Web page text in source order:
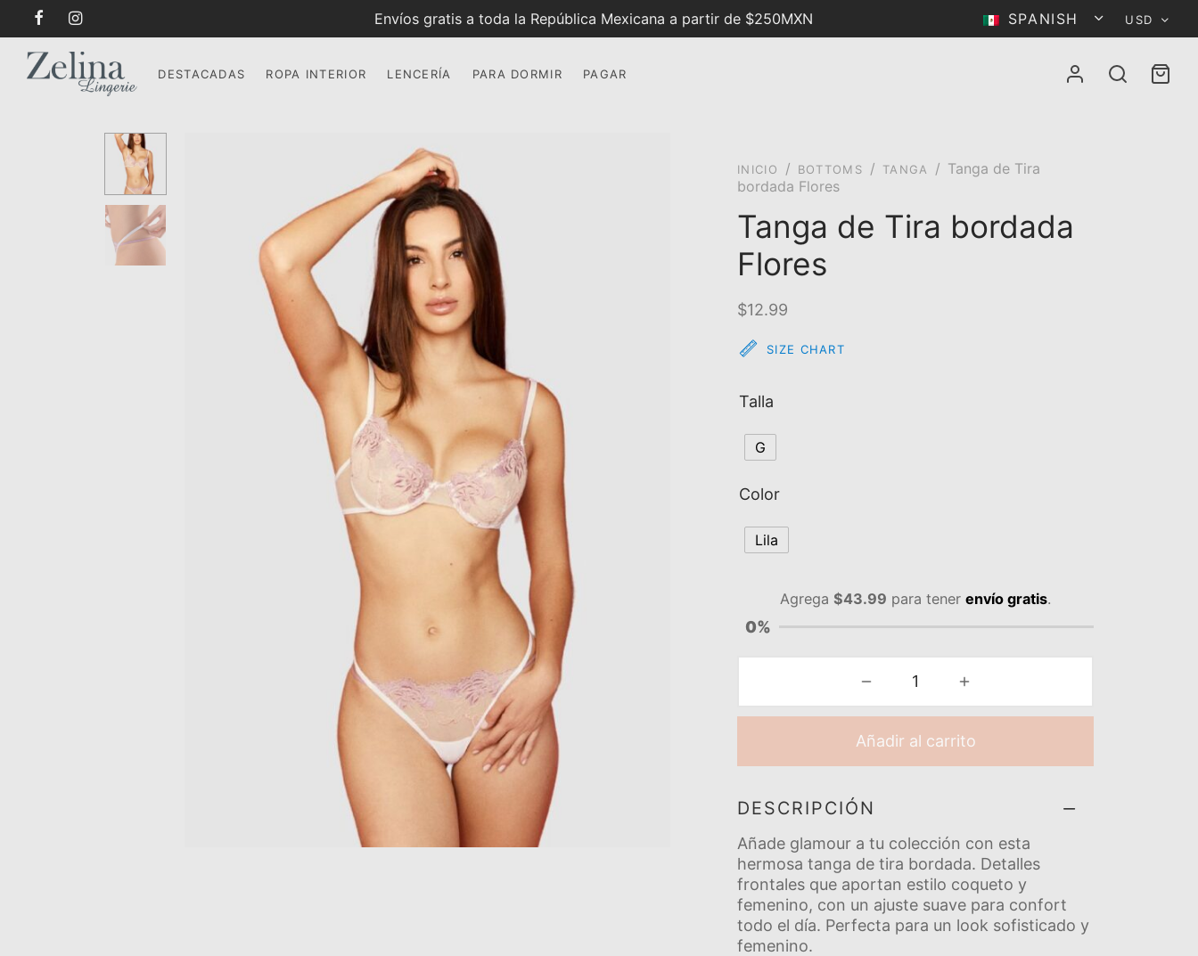
Envíos gratis a toda la República Mexicana a partir de $250MXN SPANISH USD
DESTACADAS ROPA INTERIOR LENCERÍ­A PARA DORMIR PAGAR
INICIO / BOTTOMS / TANGA / Tanga de Tira
bordada Flores
Tanga de Tira bordada
Flores
$12.99
SIZE CHART
Talla
G
Color
Lila
Agrega $43.99 para tener envío gratis.
0%
Añadir al carrito
DESCRIPCIÓN
Añade glamour a tu colección con esta
hermosa tanga de tira bordada. Detalles
frontales que aportan estilo coqueto y
femenino, con un ajuste suave para confort
todo el dí­a. Perfecta para un look sofisticado y
femenino.